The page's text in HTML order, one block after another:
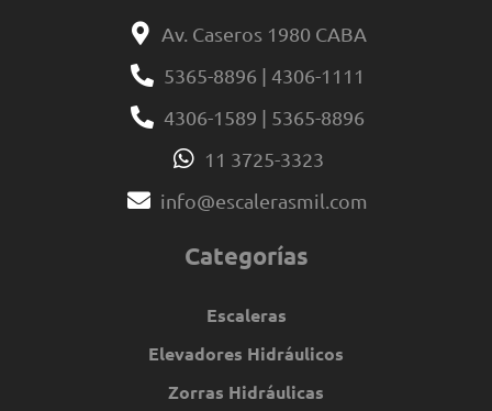
Av. Caseros 1980 CABA
5365-8896 | 4306-1111
4306-1589 | 5365-8896
11 3725-3323
info@escalerasmil.com
Categorías
Escaleras
Elevadores Hidráulicos
Zorras Hidráulicas